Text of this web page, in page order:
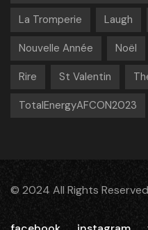
La Tromperie Laugh
Nouvelle Année Noël
Rire St Valentin
TotalEnergyAFCON2023
© 2024 All Rights Reserved